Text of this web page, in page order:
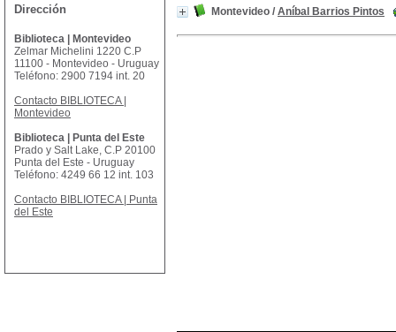
Montevideo / Aníbal Barrios Pintos
Dirección
Biblioteca | Montevideo
Zelmar Michelini 1220 C.P
11100 - Montevideo - Uruguay
Teléfono: 2900 7194 int. 20
Contacto BIBLIOTECA |
Montevideo
Biblioteca | Punta del Este
Prado y Salt Lake, C.P 20100
Punta del Este - Uruguay
Teléfono: 4249 66 12 int. 103
Contacto BIBLIOTECA | Punta
del Este